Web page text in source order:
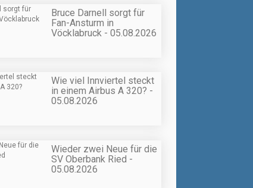
Bruce Darnell sorgt für
Fan-Ansturm in
Vöcklabruck - 05.08.2026
Wie viel Innviertel steckt
in einem Airbus A 320? -
05.08.2026
Wieder zwei Neue für die
SV Oberbank Ried -
05.08.2026